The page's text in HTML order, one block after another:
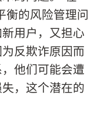
衡的风险管理问
用户，又担心
反欺诈原因而
他们可能会遭
，这个潜在的